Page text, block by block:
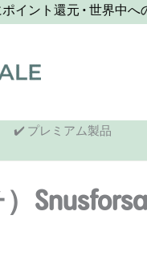
ト還元 • 世界中へ
✔️ プレミアム製品